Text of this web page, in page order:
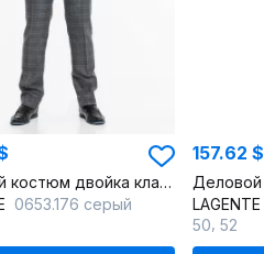
Деловой костюм двойка классический с классическим кроем
0653.176 серый
157.62 $
LAGENTE
50 52